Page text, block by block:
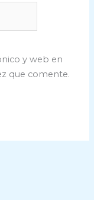
y web en
que comente.